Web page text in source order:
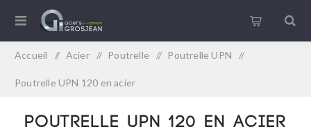
Accueil / Acier / Poutrelle / Poutrelle UPN /
Poutrelle UPN 120 en acier
Poutrelle UPN 120 en acier